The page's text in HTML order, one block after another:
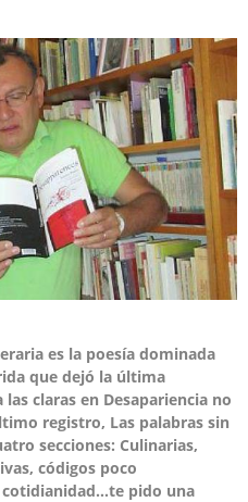
es la poesía dominada
que dejó la última
claras en Desapariencia no
registro, Las palabras sin
secciones: Culinarias,
códigos poco
cotidianidad…te pido una